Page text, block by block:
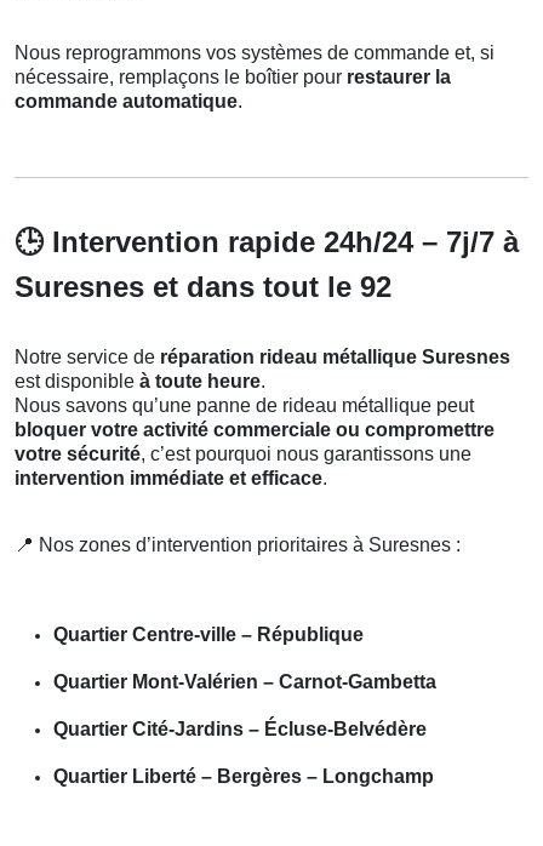
Nous reprogrammons vos systèmes de commande et, si
nécessaire, remplaçons le boîtier pour restaurer la
commande automatique.
🕒 Intervention rapide 24h/24 – 7j/7 à
Suresnes et dans tout le 92
Notre service de réparation rideau métallique Suresnes
est disponible à toute heure.
Nous savons qu’une panne de rideau métallique peut
bloquer votre activité commerciale ou compromettre
votre sécurité, c’est pourquoi nous garantissons une
intervention immédiate et efficace.
📍 Nos zones d’intervention prioritaires à Suresnes :
Quartier Centre-ville – République
Quartier Mont-Valérien – Carnot-Gambetta
Quartier Cité-Jardins – Écluse-Belvédère
Quartier Liberté – Bergères – Longchamp